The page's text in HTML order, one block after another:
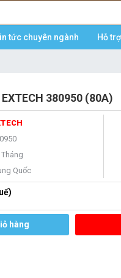
tức chuyên ngành Hỗ
380950 (80A)
Tháng
Quốc
hàng